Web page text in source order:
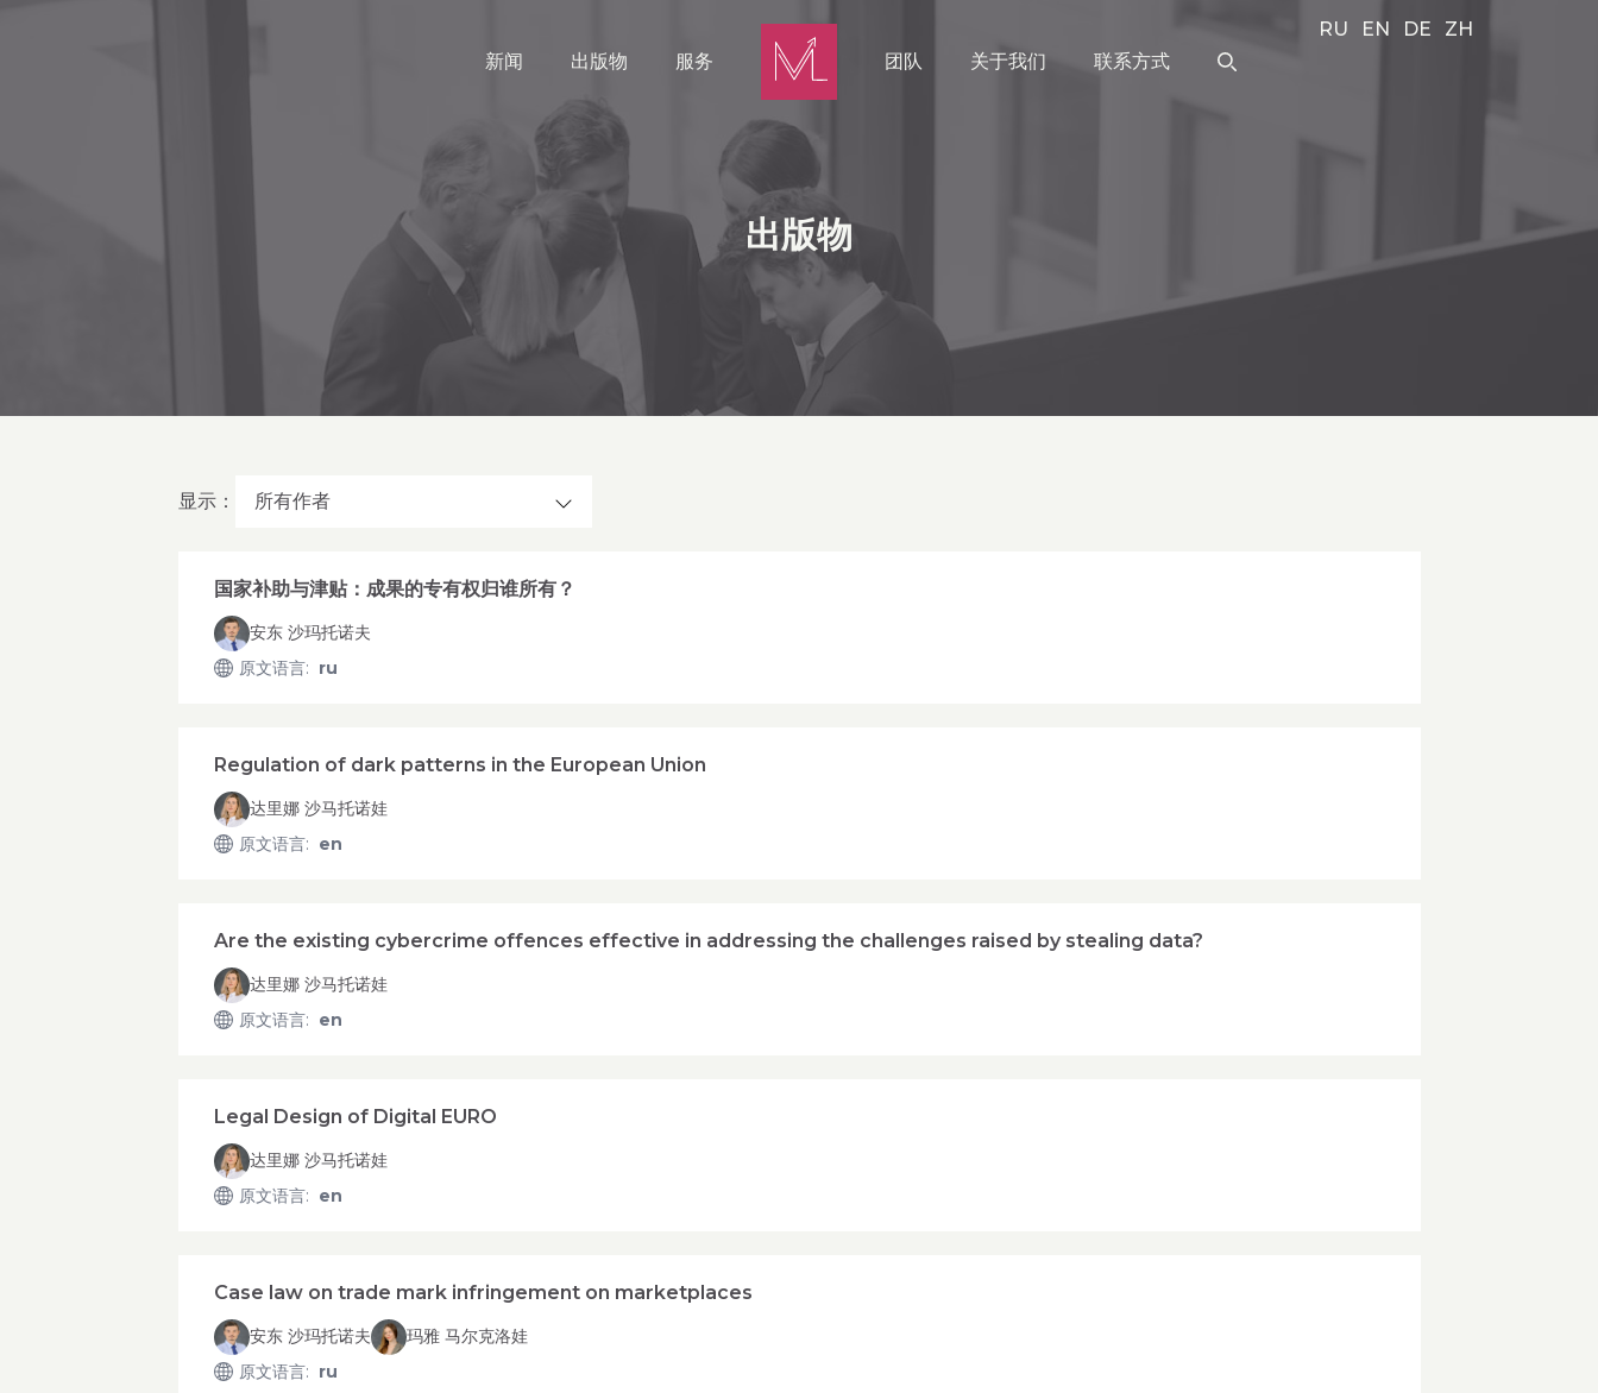
新闻 出版物 服务 团队 关于我们 联系方式
RU EN DE ZH
出版物
显示： 所有作者
国家补助与津贴：成果的专有权归谁所有？
安东 沙玛托诺夫
原文语言: ru
Regulation of dark patterns in the European Union
达里娜 沙马托诺娃
原文语言: en
Are the existing cybercrime offences effective in addressing the challenges raised by stealing data?
达里娜 沙马托诺娃
原文语言: en
Legal Design of Digital EURO
达里娜 沙马托诺娃
原文语言: en
Case law on trade mark infringement on marketplaces
安东 沙玛托诺夫
玛雅 马尔克洛娃
原文语言: ru